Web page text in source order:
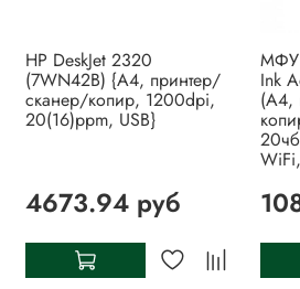
HP DeskJet 2320
(7WN42B) {А4, принтер/
сканер/копир, 1200dpi,
20(16)ppm, USB}
4673.94 руб
МФУ
Ink
(А4,